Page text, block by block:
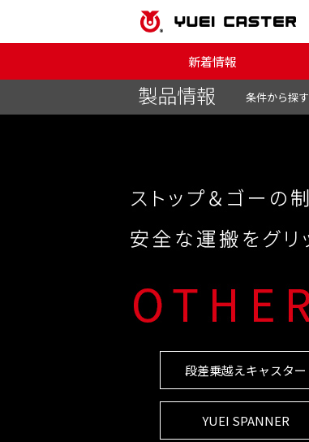
新着情報
製品情報 条件から探す
段差乗越えキャスター
YUEI SPANNER